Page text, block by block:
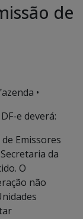
de
•
e deverá:
Emissores
da
O
não